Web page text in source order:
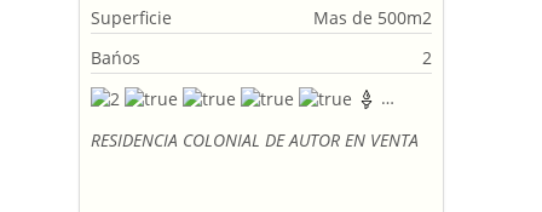
Superficie
Mas de 500m2
Bańos
2
RESIDENCIA COLONIAL DE AUTOR EN VENTA